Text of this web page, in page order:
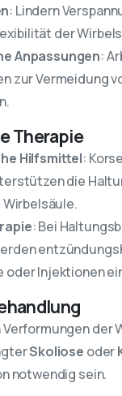
: Lindern
der
Anpassungen:
zur Vermeidung
Therapie
Hilfsmittel:
die
: Bei
oder Injektionen
Verformungen der
Skoliose oder
notwendig sein.